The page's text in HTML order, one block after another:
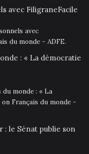
avec FiligraneFacile
avec
du monde - ADFE.
: « La démocratie
monde : « La
Français du monde -
: le Sénat publie son